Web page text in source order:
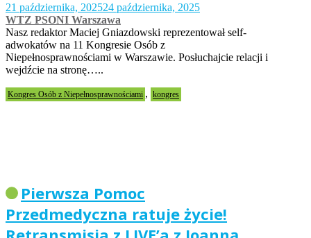
21 października, 202524 października, 2025
WTZ PSONI Warszawa
Nasz redaktor Maciej Gniazdowski reprezentował self-
adwokatów na 11 Kongresie Osób z
Niepełnosprawnościami w Warszawie. Posłuchajcie relacji i
wejdźcie na stronę…..
Kongres Osób z Niepełnosprawnościami , kongres
Pierwsza Pomoc
Przedmedyczna ratuje życie!